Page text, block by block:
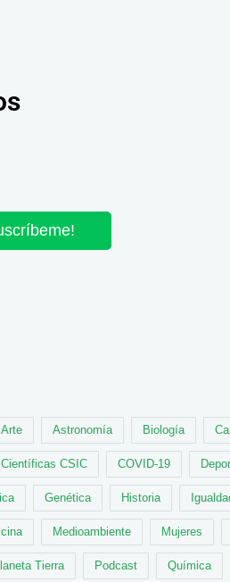
Arte Astronomía Biología
CSIC COVID-19
Genética Historia
Medioambiente Mujeres
Tierra Podcast Química